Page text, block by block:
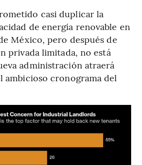
casi duplicar la
de energía renovable en
México, pero después de
privada limitada, no está
administración atraerá
ambicioso cronograma del